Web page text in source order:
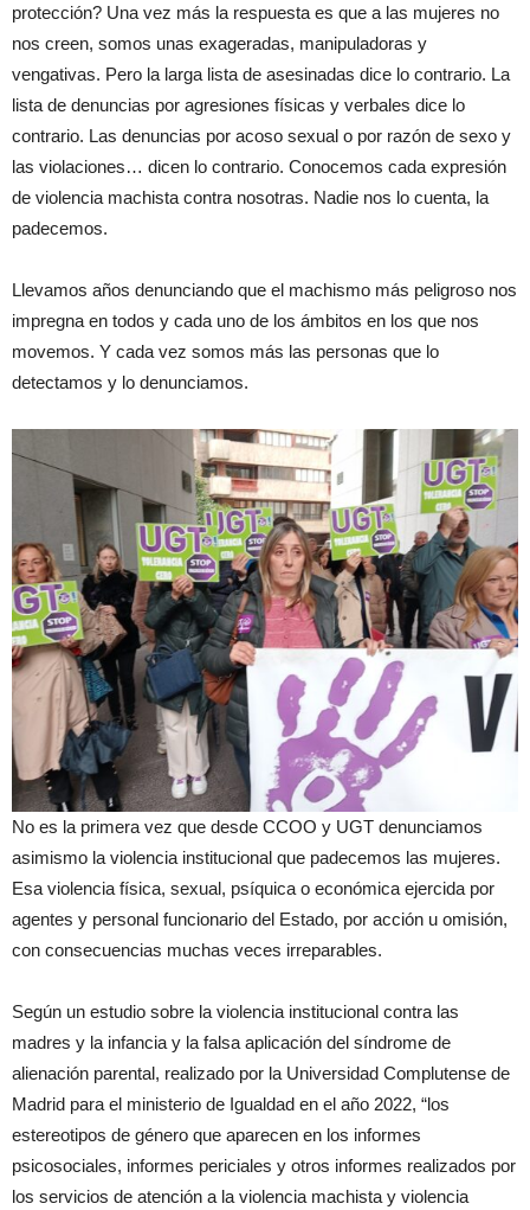
protección? Una vez más la respuesta es que a las mujeres no
nos creen, somos unas exageradas, manipuladoras y
vengativas. Pero la larga lista de asesinadas dice lo contrario. La
lista de denuncias por agresiones físicas y verbales dice lo
contrario. Las denuncias por acoso sexual o por razón de sexo y
las violaciones… dicen lo contrario. Conocemos cada expresión
de violencia machista contra nosotras. Nadie nos lo cuenta, la
padecemos.
Llevamos años denunciando que el machismo más peligroso nos
impregna en todos y cada uno de los ámbitos en los que nos
movemos. Y cada vez somos más las personas que lo
detectamos y lo denunciamos.
No es la primera vez que desde CCOO y UGT denunciamos
asimismo la violencia institucional que padecemos las mujeres.
Esa violencia física, sexual, psíquica o económica ejercida por
agentes y personal funcionario del Estado, por acción u omisión,
con consecuencias muchas veces irreparables.
Según un estudio sobre la violencia institucional contra las
madres y la infancia y la falsa aplicación del síndrome de
alienación parental, realizado por la Universidad Complutense de
Madrid para el ministerio de Igualdad en el año 2022, “los
estereotipos de género que aparecen en los informes
psicosociales, informes periciales y otros informes realizados por
los servicios de atención a la violencia machista y violencia